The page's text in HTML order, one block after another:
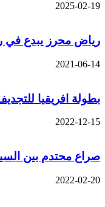
2025-02-19
رياض محرز يبدع في
2021-06-14
بطولة افريقيا
2022-12-15
صراع محتدم بين
2022-02-20